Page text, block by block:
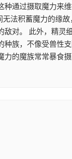
通过摄取魔力来
法积蓄魔力的缘
对。 此外，精灵
族，不像受兽性
的魔族常常暴食